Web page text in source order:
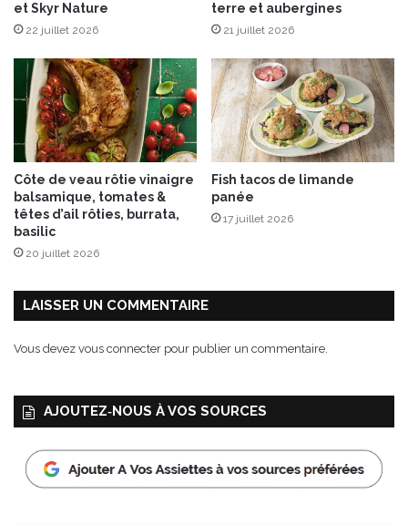
et Skyr Nature
22 juillet 2026
terre et aubergines
21 juillet 2026
Côte de veau rôtie vinaigre
balsamique, tomates &
têtes d’ail rôties, burrata,
basilic
20 juillet 2026
Fish tacos de limande
panée
17 juillet 2026
LAISSER UN COMMENTAIRE
Vous devez vous connecter pour publier un commentaire.
AJOUTEZ‑NOUS À VOS SOURCES